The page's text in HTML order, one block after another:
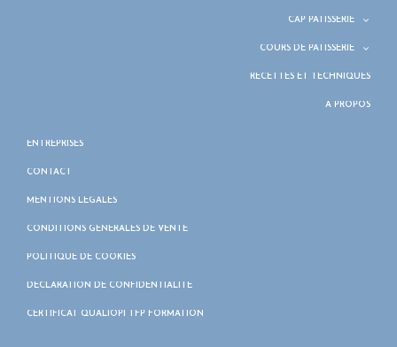
CAP PÂTISSERIE
COURS DE PÂTISSERIE
RECETTES ET TECHNIQUES
À PROPOS
ENTREPRISES
CONTACT
MENTIONS LÉGALES
CONDITIONS GÉNÉRALES DE VENTE
POLITIQUE DE COOKIES
DÉCLARATION DE CONFIDENTIALITÉ
CERTIFICAT QUALIOPI TFP FORMATION